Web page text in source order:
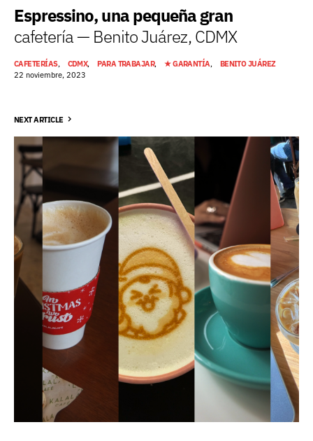
Espressino, una pequeña gran
cafetería — Benito Juárez, CDMX
CAFETERÍAS CDMX PARA TRABAJAR ★ GARANTÍA
BENITO JUÁREZ
22 noviembre, 2023
NEXT ARTICLE